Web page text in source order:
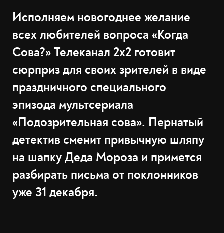
Исполняем новогоднее желание
всех любителей вопроса «Когда
Сова?» Телеканал 2х2 готовит
сюрприз для своих зрителей в виде
праздничного специального
эпизода мультсериала
«Подозрительная сова». Пернатый
детектив сменит привычную шляпу
на шапку Деда Мороза и примется
разбирать письма от поклонников
уже 31 декабря.